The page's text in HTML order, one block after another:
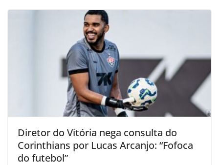
Diretor do Vitória nega consulta do
Corinthians por Lucas Arcanjo: “Fofoca
do futebol”